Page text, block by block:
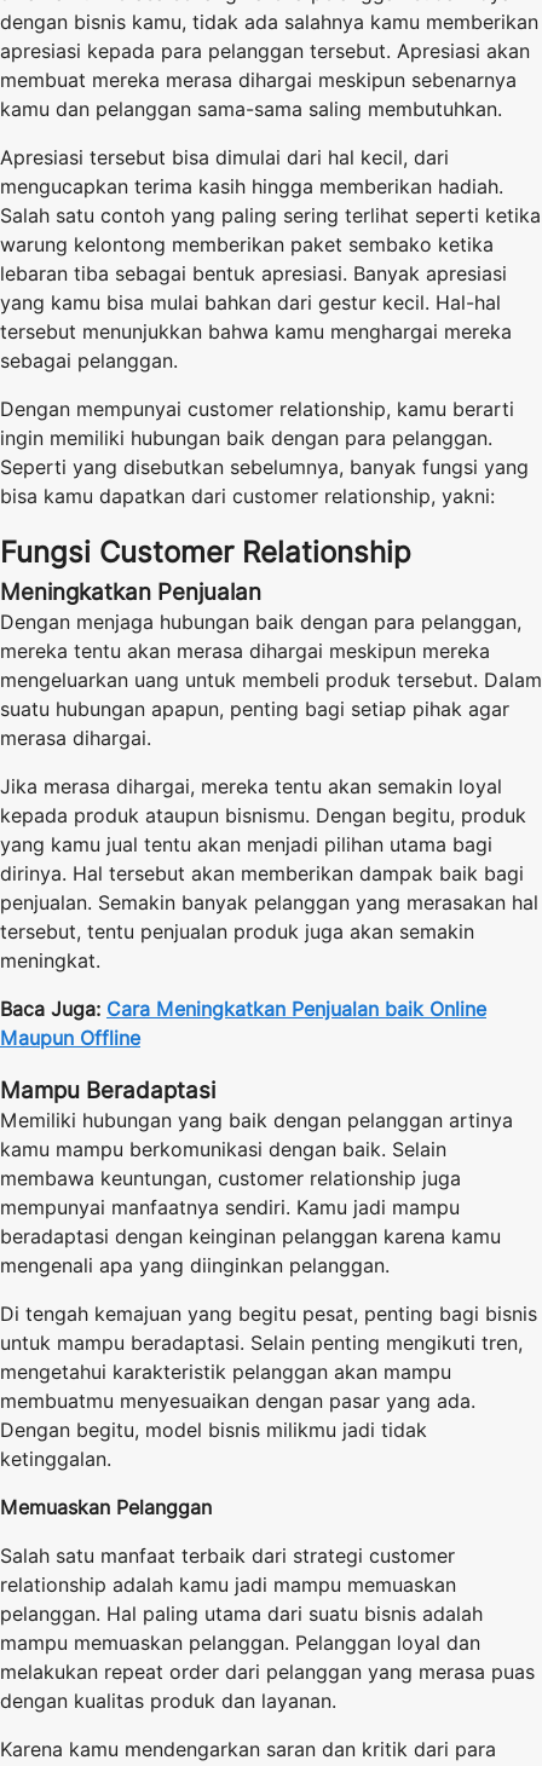
dengan bisnis kamu, tidak ada salahnya kamu memberikan
apresiasi kepada para pelanggan tersebut. Apresiasi akan
membuat mereka merasa dihargai meskipun sebenarnya
kamu dan pelanggan sama-sama saling membutuhkan.
Apresiasi tersebut bisa dimulai dari hal kecil, dari
mengucapkan terima kasih hingga memberikan hadiah.
Salah satu contoh yang paling sering terlihat seperti ketika
warung kelontong memberikan paket sembako ketika
lebaran tiba sebagai bentuk apresiasi. Banyak apresiasi
yang kamu bisa mulai bahkan dari gestur kecil. Hal-hal
tersebut menunjukkan bahwa kamu menghargai mereka
sebagai pelanggan.
Dengan mempunyai customer relationship, kamu berarti
ingin memiliki hubungan baik dengan para pelanggan.
Seperti yang disebutkan sebelumnya, banyak fungsi yang
bisa kamu dapatkan dari customer relationship, yakni:
Fungsi Customer Relationship
Meningkatkan Penjualan
Dengan menjaga hubungan baik dengan para pelanggan,
mereka tentu akan merasa dihargai meskipun mereka
mengeluarkan uang untuk membeli produk tersebut. Dalam
suatu hubungan apapun, penting bagi setiap pihak agar
merasa dihargai.
Jika merasa dihargai, mereka tentu akan semakin loyal
kepada produk ataupun bisnismu. Dengan begitu, produk
yang kamu jual tentu akan menjadi pilihan utama bagi
dirinya. Hal tersebut akan memberikan dampak baik bagi
penjualan. Semakin banyak pelanggan yang merasakan hal
tersebut, tentu penjualan produk juga akan semakin
meningkat.
Baca Juga: Cara Meningkatkan Penjualan baik Online
Maupun Offline
Mampu Beradaptasi
Memiliki hubungan yang baik dengan pelanggan artinya
kamu mampu berkomunikasi dengan baik. Selain
membawa keuntungan, customer relationship juga
mempunyai manfaatnya sendiri. Kamu jadi mampu
beradaptasi dengan keinginan pelanggan karena kamu
mengenali apa yang diinginkan pelanggan.
Di tengah kemajuan yang begitu pesat, penting bagi bisnis
untuk mampu beradaptasi. Selain penting mengikuti tren,
mengetahui karakteristik pelanggan akan mampu
membuatmu menyesuaikan dengan pasar yang ada.
Dengan begitu, model bisnis milikmu jadi tidak
ketinggalan.
Memuaskan Pelanggan
Salah satu manfaat terbaik dari strategi customer
relationship adalah kamu jadi mampu memuaskan
pelanggan. Hal paling utama dari suatu bisnis adalah
mampu memuaskan pelanggan. Pelanggan loyal dan
melakukan repeat order dari pelanggan yang merasa puas
dengan kualitas produk dan layanan.
Karena kamu mendengarkan saran dan kritik dari para